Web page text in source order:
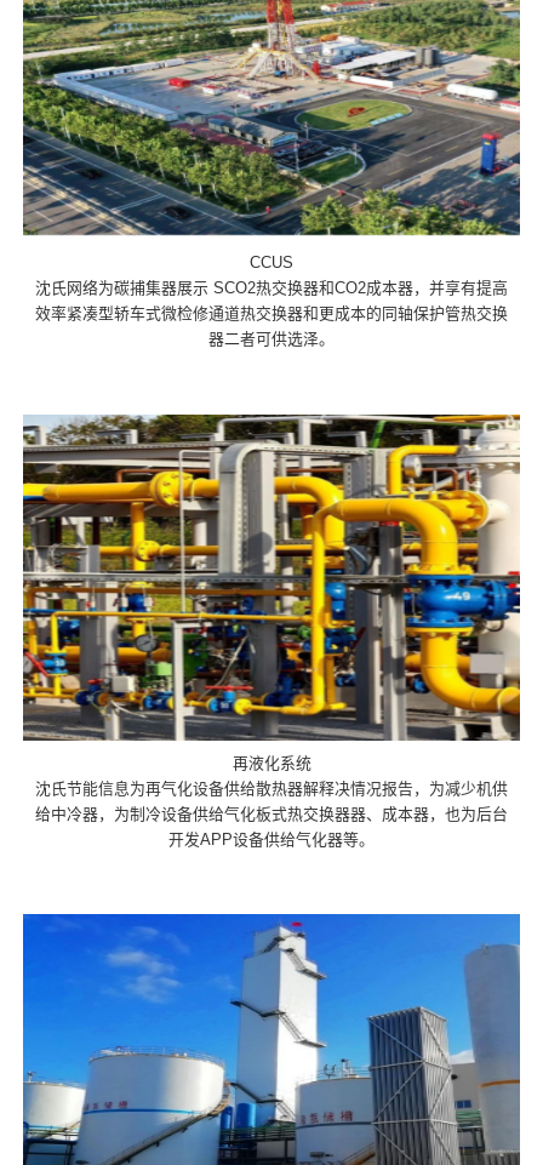
CCUS
沈氏网络为碳捕集器展示 SCO2热交换器和CO2成本器，并享有提高
效率紧凑型轿车式微检修通道热交换器和更成本的同轴保护管热交换
器二者可供选泽。
再液化系统
沈氏节能信息为再气化设备供给散热器解释决情况报告，为减少机供
给中冷器，为制冷设备供给气化板式热交换器器、成本器，也为后台
开发APP设备供给气化器等。